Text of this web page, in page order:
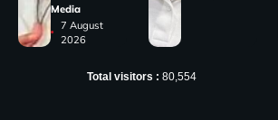
Media
7 August
2026
Total visitors : 80,554